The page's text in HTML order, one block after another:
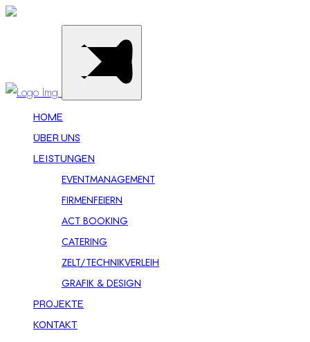
HOME
ÜBER UNS
LEISTUNGEN
EVENTMANAGEMENT
FIRMENFEIERN
ACT BOOKING
CATERING
ZELT/TECHNIKVERLEIH
GRAFIK & DESIGN
PROJEKTE
KONTAKT